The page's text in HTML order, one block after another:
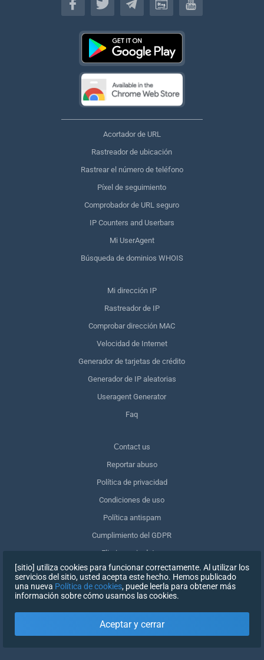
Acortador de URL
Rastreador de ubicación
Rastrear el número de teléfono
Píxel de seguimiento
Comprobador de URL seguro
IP Counters and Userbars
Mi UserAgent
Búsqueda de dominios WHOIS
Mi dirección IP
Rastreador de IP
Comprobar dirección MAC
Velocidad de Internet
Generador de tarjetas de crédito
Generador de IP aleatorias
Useragent Generator
Faq
Сontact us
Reportar abuso
Política de privacidad
Condiciones de uso
Política antispam
Cumplimiento del GDPR
Eliminar mis datos
Retirar el consentimiento
INICIAR SESIÓN
[sitio] utiliza cookies para funcionar correctamente. Al utilizar los
servicios del sitio, usted acepta este hecho. Hemos publicado
una nueva Política de cookies, puede leerla para obtener más
información sobre cómo usamos las cookies.
Aceptar y cerrar